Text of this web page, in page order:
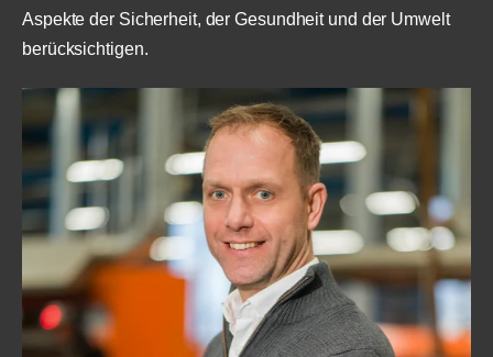
Aspekte der Sicherheit, der Gesundheit und der Umwelt
berücksichtigen.